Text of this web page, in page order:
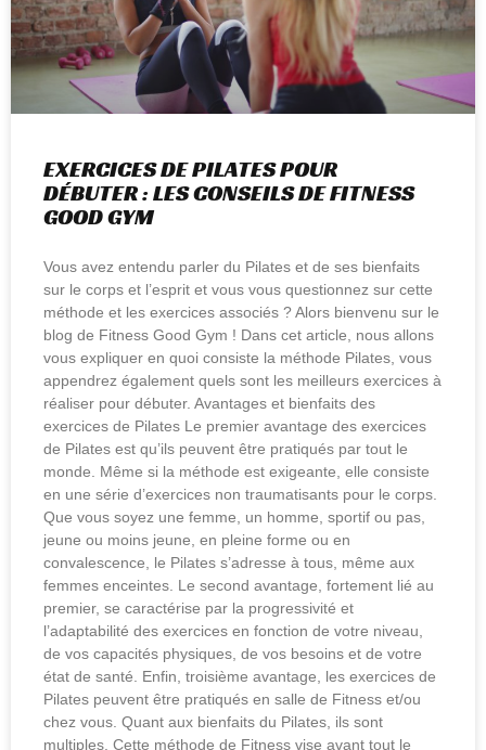
EXERCICES DE PILATES POUR
DÉBUTER : LES CONSEILS DE FITNESS
GOOD GYM
Vous avez entendu parler du Pilates et de ses bienfaits
sur le corps et l’esprit et vous vous questionnez sur cette
méthode et les exercices associés ? Alors bienvenu sur le
blog de Fitness Good Gym ! Dans cet article, nous allons
vous expliquer en quoi consiste la méthode Pilates, vous
appendrez également quels sont les meilleurs exercices à
réaliser pour débuter. Avantages et bienfaits des
exercices de Pilates Le premier avantage des exercices
de Pilates est qu’ils peuvent être pratiqués par tout le
monde. Même si la méthode est exigeante, elle consiste
en une série d’exercices non traumatisants pour le corps.
Que vous soyez une femme, un homme, sportif ou pas,
jeune ou moins jeune, en pleine forme ou en
convalescence, le Pilates s’adresse à tous, même aux
femmes enceintes. Le second avantage, fortement lié au
premier, se caractérise par la progressivité et
l’adaptabilité des exercices en fonction de votre niveau,
de vos capacités physiques, de vos besoins et de votre
état de santé. Enfin, troisième avantage, les exercices de
Pilates peuvent être pratiqués en salle de Fitness et/ou
chez vous. Quant aux bienfaits du Pilates, ils sont
multiples. Cette méthode de Fitness vise avant tout le